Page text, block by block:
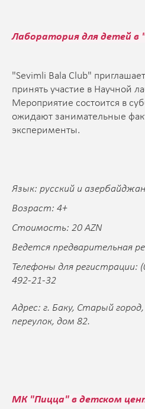
Лаборатория для детей в
"Sevimli Bala Club"
принять участие в Научной
Мероприятие состоится в
ожидают занимательные
эксперименты.
Язык: русский и
Возраст: 4+
Стоимость: 20 AZN
Ведется предварительная
Телефоны для регистрации:
492-21-32
Адрес: г. Баку, Старый
переулок, дом 82.
МК "Пицца" в детском